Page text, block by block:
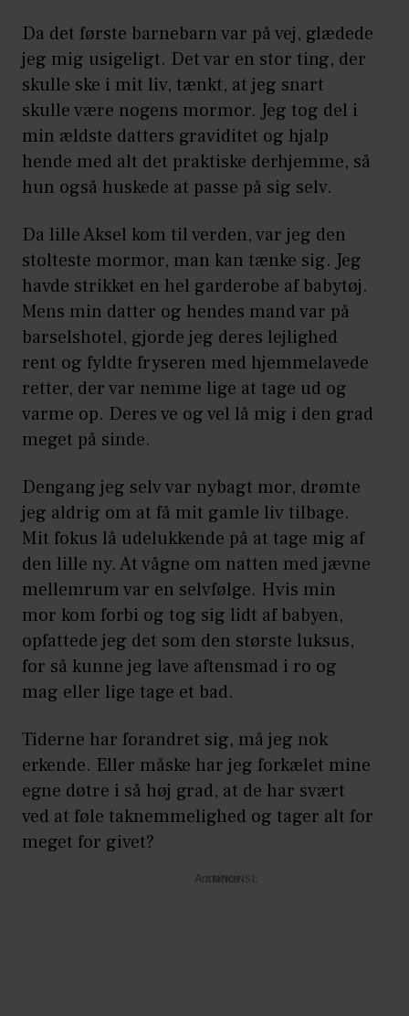
Da det første barnebarn var på vej, glædede
jeg mig usigeligt. Det var en stor ting, der
skulle ske i mit liv, tænkt, at jeg snart
skulle være nogens mormor. Jeg tog del i
min ældste datters graviditet og hjalp
hende med alt det praktiske derhjemme, så
hun også huskede at passe på sig selv.
Da lille Aksel kom til verden, var jeg den
stolteste mormor, man kan tænke sig. Jeg
havde strikket en hel garderobe af babytøj.
Mens min datter og hendes mand var på
barselshotel, gjorde jeg deres lejlighed
rent og fyldte fryseren med hjemmelavede
retter, der var nemme lige at tage ud og
varme op. Deres ve og vel lå mig i den grad
meget på sinde.
Dengang jeg selv var nybagt mor, drømte
jeg aldrig om at få mit gamle liv tilbage.
Mit fokus lå udelukkende på at tage mig af
den lille ny. At vågne om natten med jævne
mellemrum var en selvfølge. Hvis min
mor kom forbi og tog sig lidt af babyen,
opfattede jeg det som den største luksus,
for så kunne jeg lave aftensmad i ro og
mag eller lige tage et bad.
Tiderne har forandret sig, må jeg nok
erkende. Eller måske har jeg forkælet mine
egne døtre i så høj grad, at de har svært
ved at føle taknemmelighed og tager alt for
meget for givet?
Annonce